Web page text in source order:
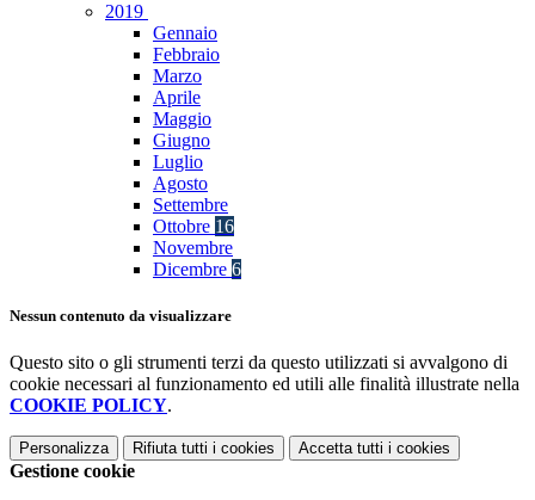
2019
Gennaio
Febbraio
Marzo
Aprile
Maggio
Giugno
Luglio
Agosto
Settembre
Ottobre 16
Novembre
Dicembre 6
Nessun contenuto da visualizzare
Questo sito o gli strumenti terzi da questo utilizzati si avvalgono di
cookie necessari al funzionamento ed utili alle finalità illustrate nella
COOKIE POLICY.
Personalizza Rifiuta tutti i cookies Accetta tutti i cookies
Gestione cookie